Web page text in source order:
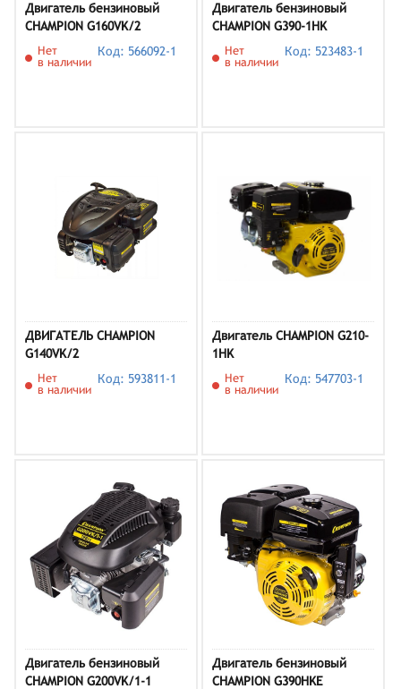
Двигатель бензиновый
CHAMPION G160VK/2
Нет
в наличии
Код: 566092-1
Двигатель бензиновый
CHAMPION G390-1HK
Нет
в наличии
Код: 523483-1
ДВИГАТЕЛЬ CHAMPION
G140VK/2
Нет
в наличии
Код: 593811-1
Двигатель CHAMPION G210-
1HK
Нет
в наличии
Код: 547703-1
Двигатель бензиновый
CHAMPION G200VK/1-1
Двигатель бензиновый
CHAMPION G390HKE